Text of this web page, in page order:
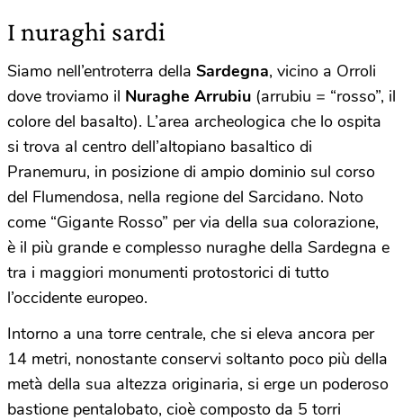
I nuraghi sardi
Siamo nell’entroterra della Sardegna, vicino a Orroli
dove troviamo il Nuraghe Arrubiu (arrubiu = “rosso”, il
colore del basalto). L’area archeologica che lo ospita
si trova al centro dell’altopiano basaltico di
Pranemuru, in posizione di ampio dominio sul corso
del Flumendosa, nella regione del Sarcidano. Noto
come “Gigante Rosso” per via della sua colorazione,
è il più grande e complesso nuraghe della Sardegna e
tra i maggiori monumenti protostorici di tutto
l’occidente europeo.
Intorno a una torre centrale, che si eleva ancora per
14 metri, nonostante conservi soltanto poco più della
metà della sua altezza originaria, si erge un poderoso
bastione pentalobato, cioè composto da 5 torri